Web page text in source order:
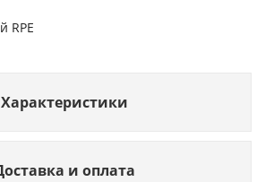
RPЕ
Характеристики
и оплата